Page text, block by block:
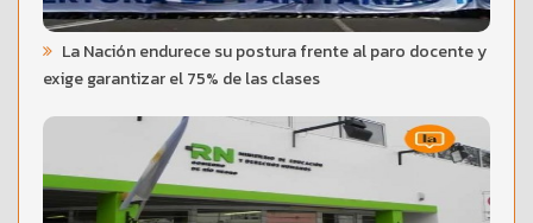
La Nación endurece su postura frente al paro docente y
exige garantizar el 75% de las clases